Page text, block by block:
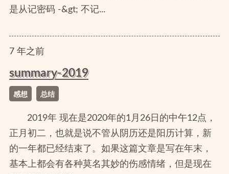
是从记密码 -&gt; 不记...
7年之前
summary-2019
感想 总结
2019年 现在是2020年的1月26日的中午12点，
正月初二，也就是说不管从阴历还是阳历计算，新
的一年都已经结束了。如果这篇文章是写在年末，
基本上都会有各种莫名其妙的伤感情绪，但是现在